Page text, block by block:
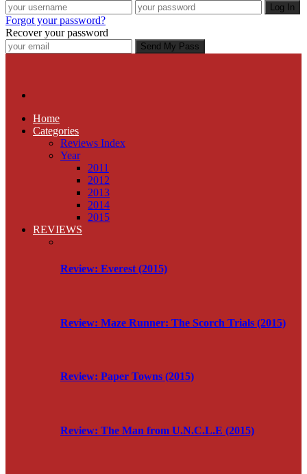
Forgot your password?
Recover your password
Home
Categories
Reviews Index
Year
2011
2012
2013
2014
2015
REVIEWS
Review: Everest (2015)
Review: Maze Runner: The Scorch Trials (2015)
Review: Paper Towns (2015)
Review: The Man from U.N.C.L.E (2015)